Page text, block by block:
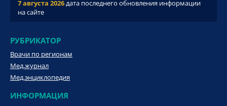
7 августа 2026дата последнего обновления информации
на сайте
РУБРИКАТОР
Врачи по регионам
Мед.журнал
Мед.энциклопедия
ИНФОРМАЦИЯ